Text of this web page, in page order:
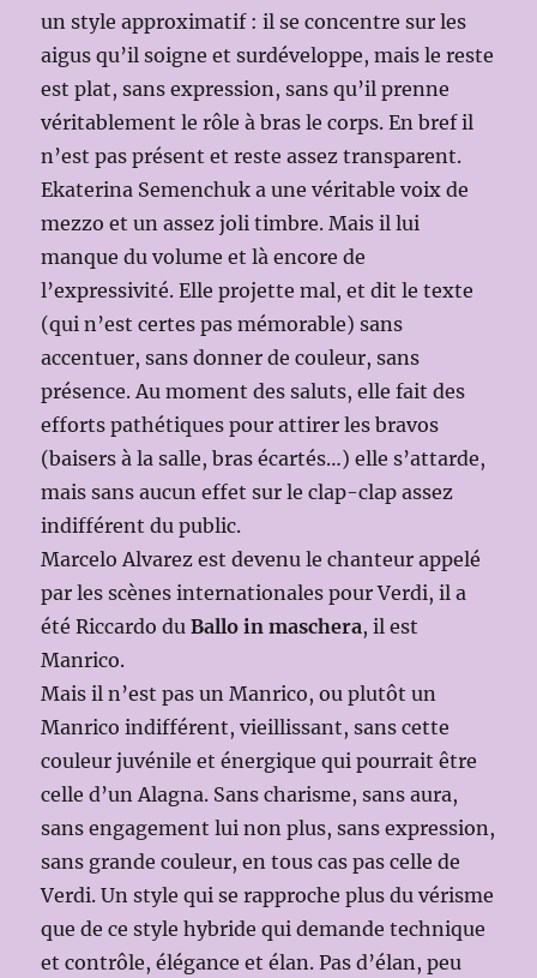
un style approximatif : il se concentre sur les
aigus qu’il soigne et surdéveloppe, mais le reste
est plat, sans expression, sans qu’il prenne
véritablement le rôle à bras le corps. En bref il
n’est pas présent et reste assez transparent.
Ekaterina Semenchuk a une véritable voix de
mezzo et un assez joli timbre. Mais il lui
manque du volume et là encore de
l’expressivité. Elle projette mal, et dit le texte
(qui n’est certes pas mémorable) sans
accentuer, sans donner de couleur, sans
présence. Au moment des saluts, elle fait des
efforts pathétiques pour attirer les bravos
(baisers à la salle, bras écartés…) elle s’attarde,
mais sans aucun effet sur le clap-clap assez
indifférent du public.
Marcelo Alvarez est devenu le chanteur appelé
par les scènes internationales pour Verdi, il a
été Riccardo duBallo in maschera, il est
Manrico.
Mais il n’est pas un Manrico, ou plutôt un
Manrico indifférent, vieillissant, sans cette
couleur juvénile et énergique qui pourrait être
celle d’un Alagna. Sans charisme, sans aura,
sans engagement lui non plus, sans expression,
sans grande couleur, en tous cas pas celle de
Verdi. Un style qui se rapproche plus du vérisme
que de ce style hybride qui demande technique
et contrôle, élégance et élan. Pas d’élan, peu